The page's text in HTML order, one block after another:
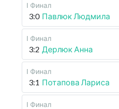
I Финал
3:0 Павлюк Людмила
I Финал
3:2 Дерлюк Анна
I Финал
3:1 Потапова Лариса
I Финал